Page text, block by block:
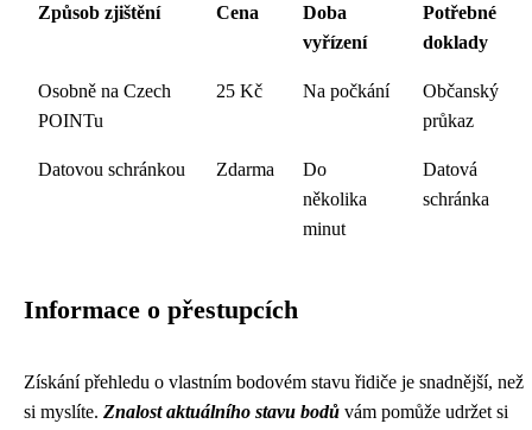
Způsob zjištění Cena
Doba
vyřízení
Potřebné
doklady
Osobně na Czech
POINTu
25 Kč Na počkání
Občanský
průkaz
Datovou schránkou Zdarma
Do
několika
minut
Datová
schránka
Informace o přestupcích
Získání přehledu o vlastním bodovém stavu řidiče je snadnější, než
si myslíte. Znalost aktuálního stavu bodů vám pomůže udržet si